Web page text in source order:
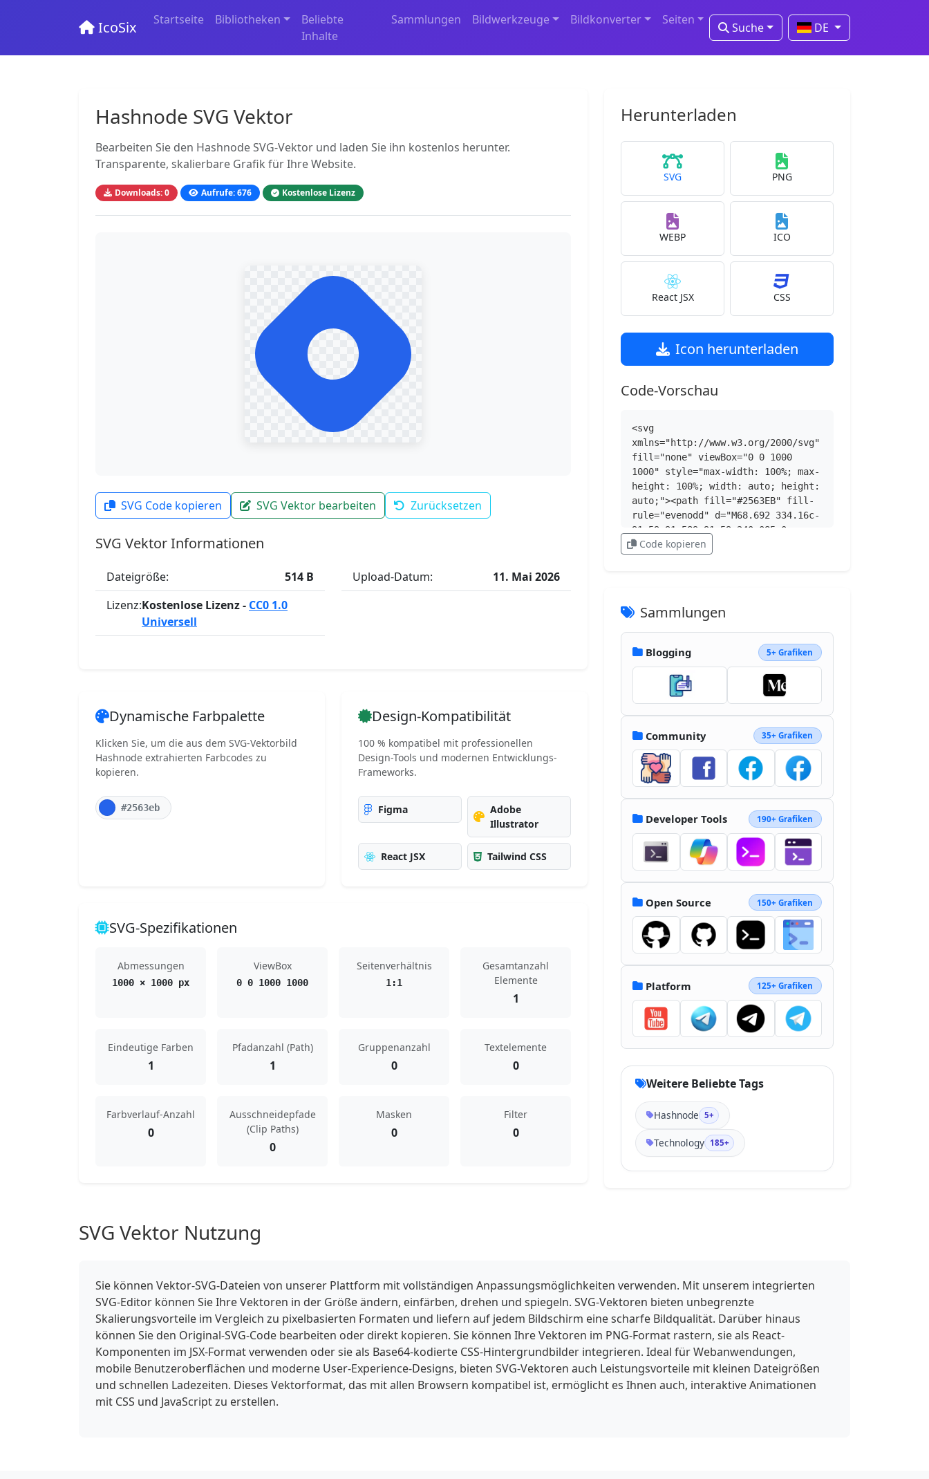
IcoSix Startseite Bibliotheken
Beliebte
Inhalte
Sammlungen Bildwerkzeuge Bildkonverter Seiten
Suche DE
Hashnode SVG Vektor
Bearbeiten Sie den Hashnode SVG-Vektor und laden Sie ihn kostenlos herunter.
Transparente, skalierbare Grafik für Ihre Website.
Downloads: 0 Aufrufe: 676 Kostenlose Lizenz
SVG Code kopieren SVG Vektor bearbeiten Zurücksetzen
SVG Vektor Informationen
Dateigröße:
514 B
Lizenz:Kostenlose Lizenz - CC0 1.0
Universell
Upload-Datum: 11. Mai 2026
Dynamische Farbpalette
Klicken Sie, um die aus dem SVG-Vektorbild
Hashnode extrahierten Farbcodes zu
kopieren.
#2563eb
Design-Kompatibilität
100 % kompatibel mit professionellen
Design-Tools und modernen Entwicklungs-
Frameworks.
Figma
Adobe
Illustrator
React JSX Tailwind CSS
SVG-Spezifikationen
Abmessungen
1000 × 1000 px
ViewBox
0 0 1000 1000
Seitenverhältnis
1:1
Gesamtanzahl
Elemente
1
Eindeutige Farben
1
Pfadanzahl (Path)
1
Gruppenanzahl
0
Textelemente
0
Farbverlauf-Anzahl
0
Ausschneidepfade
(Clip Paths)
0
Masken
0
Filter
0
Herunterladen
SVG PNG
WEBP ICO
React JSX CSS
Icon herunterladen
Code-Vorschau
<svg
xmlns="http://www.w3.org/2000/svg"
fill="none" viewBox="0 0 1000
1000" style="max-width: 100%; max-
height: 100%; width: auto; height:
auto;"><path fill="#2563EB" fill-
rule="evenodd" d="M68.692 334.16c-
91.59 91.589-91.59 240.085 0
331.674L334.16 931.302c91.589
68.692c-91.59-91.59-240.085-91.59-
331.674 0zm431.302 330.06c90.694 0
164.216-73.522 164.216-164.216s-
73.522-164.216-164.216-164.216-
164.216 73.522-164.216
164.216S409.3 664.22 499.994
664.22" clip-rule="evenodd">
</path></svg>
Code kopieren
Sammlungen
Blogging 5+ Grafiken
Community 35+ Grafiken
Developer Tools 190+ Grafiken
Open Source 150+ Grafiken
Platform 125+ Grafiken
Weitere Beliebte Tags
Hashnode 5+
Technology 185+
SVG Vektor Nutzung
Sie können Vektor-SVG-Dateien von unserer Plattform mit vollständigen Anpassungsmöglichkeiten verwenden. Mit unserem integrierten
SVG-Editor können Sie Ihre Vektoren in der Größe ändern, einfärben, drehen und spiegeln. SVG-Vektoren bieten unbegrenzte
Skalierungsvorteile im Vergleich zu pixelbasierten Formaten und liefern auf jedem Bildschirm eine scharfe Bildqualität. Darüber hinaus
können Sie den Original-SVG-Code bearbeiten oder direkt kopieren. Sie können Ihre Vektoren im PNG-Format rastern, sie als React-
Komponenten im JSX-Format verwenden oder sie als Base64-kodierte CSS-Hintergrundbilder integrieren. Ideal für Webanwendungen,
mobile Benutzeroberflächen und moderne User-Experience-Designs, bieten SVG-Vektoren auch Leistungsvorteile mit kleinen Dateigrößen
und schnellen Ladezeiten. Dieses Vektorformat, das mit allen Browsern kompatibel ist, ermöglicht es Ihnen auch, interaktive Animationen
mit CSS und JavaScript zu erstellen.